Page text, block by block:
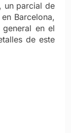
un parcial de
Barcelona,
en el
de este